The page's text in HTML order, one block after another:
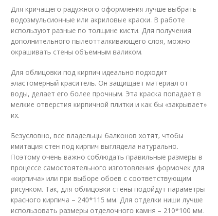
Для кричащего радужного оформления лучше выбрать
водоэмульсионные или акриловые краски. В работе
используют разные по толщине кисти. Для получения
дополнительного пылеотталкивающего слоя, можно
окрашивать стены объемным валиком.
Для облицовки под кирпич идеально подходит
эластомерный краситель. Он защищает материал от
воды, делает его более прочным. Эта краска попадает в
мелкие отверстия кирпичной плитки и как бы «закрывает»
их.
Безусловно, все владельцы балконов хотят, чтобы
имитация стен под кирпич выглядела натурально.
Поэтому очень важно соблюдать правильные размеры в
процессе самостоятельного изготовления формочек для
«кирпича» или при выборе обоев с соответствующим
рисунком. Так, для облицовки стены подойдут параметры
красного кирпича – 240*115 мм. Для отделки ниши лучше
использовать размеры отделочного камня – 210*100 мм.